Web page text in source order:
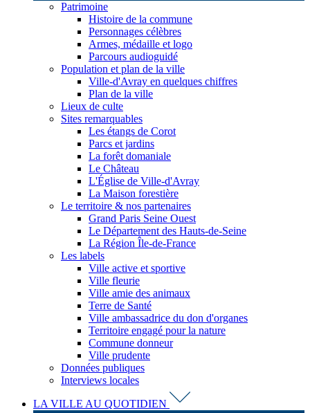
Patrimoine
Histoire de la commune
Personnages célèbres
Armes, médaille et logo
Parcours audioguidé
Population et plan de la ville
Ville-d'Avray en quelques chiffres
Plan de la ville
Lieux de culte
Sites remarquables
Les étangs de Corot
Parcs et jardins
La forêt domaniale
Le Château
L'Église de Ville-d'Avray
La Maison forestière
Le territoire & nos partenaires
Grand Paris Seine Ouest
Le Département des Hauts-de-Seine
La Région Île-de-France
Les labels
Ville active et sportive
Ville fleurie
Ville amie des animaux
Terre de Santé
Ville ambassadrice du don d'organes
Territoire engagé pour la nature
Commune donneur
Ville prudente
Données publiques
Interviews locales
LA VILLE AU QUOTIDIEN